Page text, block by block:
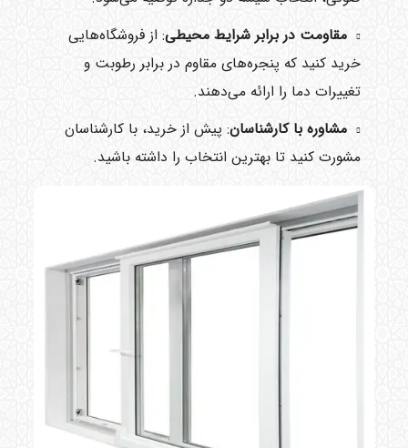
مقاومت در برابر شرایط محیطی: از فروشگاه‌هایی
خرید کنید که پنجره‌های مقاوم در برابر رطوبت و
تغییرات دما را ارائه می‌دهند.
مشاوره با کارشناسان: پیش از خرید، با کارشناسان
مشورت کنید تا بهترین انتخاب را داشته باشید.